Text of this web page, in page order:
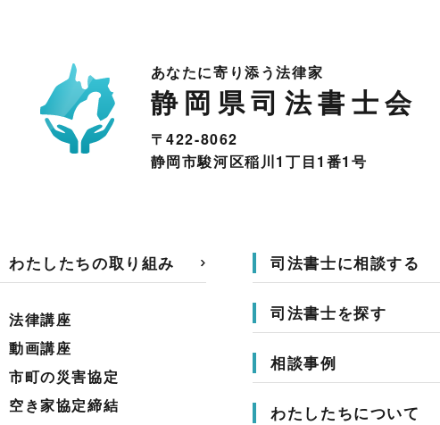
あなたに寄り添う法律家
静岡県司法書士会
〒422-8062
静岡市駿河区稲川1丁目1番1号
わたしたちの取り組み
法律講座
動画講座
市町の災害協定
空き家協定締結
司法書士に相談する
司法書士を探す
相談事例
わたしたちについて